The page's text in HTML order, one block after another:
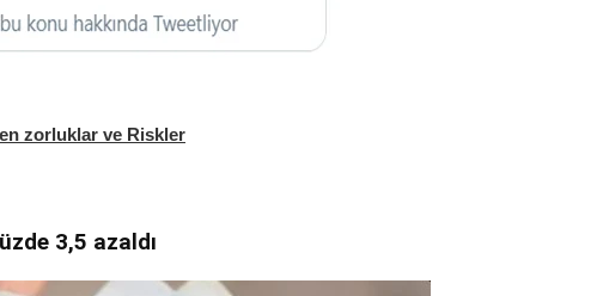
zorluklar ve Riskler
3,5 azaldı